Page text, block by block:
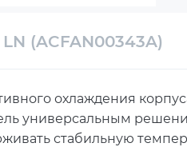
(ACFAN00343A)
охлаждения
универсальным
стабильную